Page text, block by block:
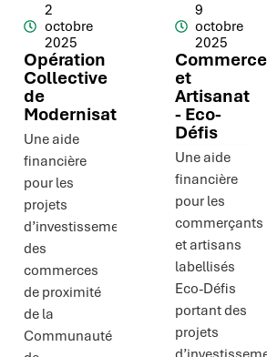
2
octobre
2025
Opération
Collective
de
Modernisation
Une aide
financière
pour les
projets
d’investissement
des
commerces
de proximité
de la
Communauté
9
octobre
2025
Commerce
et
Artisanat
- Eco-
Défis
Une aide
financière
pour les
commerçants
et artisans
labellisés
Eco-Défis
portant des
projets